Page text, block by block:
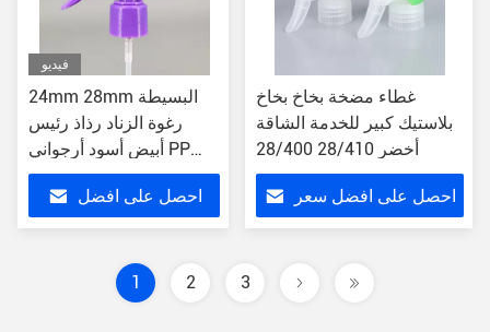
فيديو
24mm 28mm البسيطة
رغوة الزناد رذاذ رئيس
أبيض أسود أرجواني PP
مستحضرات التجميل
التعبئة الصغيرة
احصل على افضل
غطاء مضخة بخاخ بخاخ
بلاستيك كبير للخدمة الشاقة
أخضر 28/410 28/400
احصل على افضل سعر
1 2 3